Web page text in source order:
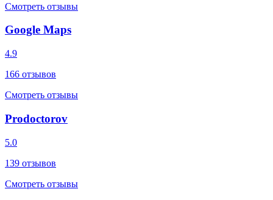
Смотреть отзывы
Google Maps
4.9
166 отзывов
Смотреть отзывы
Prodoctorov
5.0
139 отзывов
Смотреть отзывы